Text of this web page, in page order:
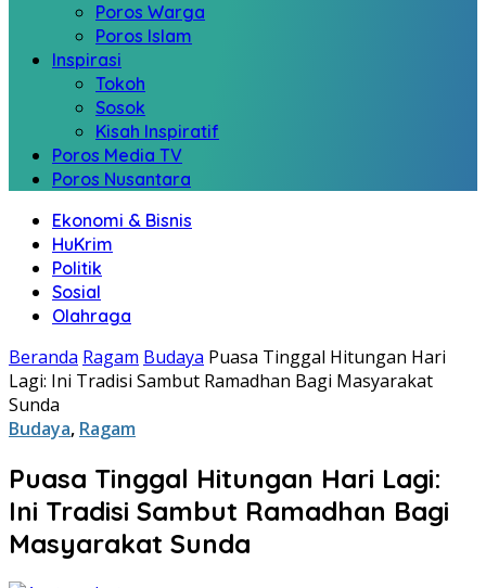
Poros Warga
Poros Islam
Inspirasi
Tokoh
Sosok
Kisah Inspiratif
Poros Media TV
Poros Nusantara
Ekonomi & Bisnis
HuKrim
Politik
Sosial
Olahraga
Beranda Ragam Budaya Puasa Tinggal Hitungan Hari
Lagi: Ini Tradisi Sambut Ramadhan Bagi Masyarakat
Sunda
Budaya, Ragam
Puasa Tinggal Hitungan Hari Lagi:
Ini Tradisi Sambut Ramadhan Bagi
Masyarakat Sunda